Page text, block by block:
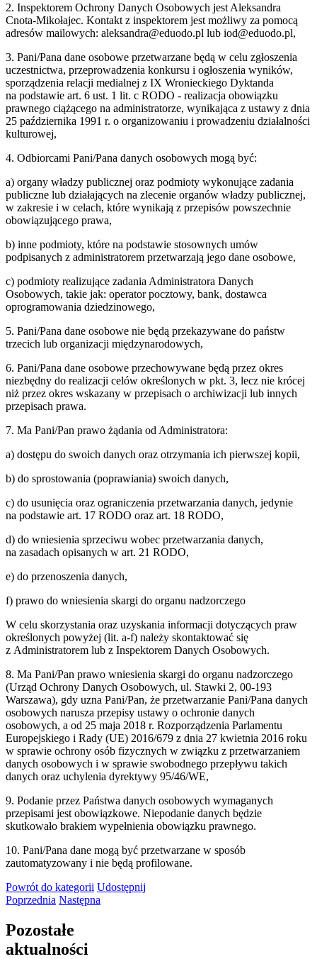
2. Inspektorem Ochrony Danych Osobowych jest Aleksandra
Cnota-Mikołajec. Kontakt z inspektorem jest możliwy za pomocą
adresów mailowych: aleksandra@eduodo.pl lub iod@eduodo.pl,
3. Pani/Pana dane osobowe przetwarzane będą w celu zgłoszenia
uczestnictwa, przeprowadzenia konkursu i ogłoszenia wyników,
sporządzenia relacji medialnej z IX Wronieckiego Dyktanda
na podstawie art. 6 ust. 1 lit. c RODO - realizacja obowiązku
prawnego ciążącego na administratorze, wynikająca z ustawy z dnia
25 października 1991 r. o organizowaniu i prowadzeniu działalności
kulturowej,
4. Odbiorcami Pani/Pana danych osobowych mogą być:
a) organy władzy publicznej oraz podmioty wykonujące zadania
publiczne lub działających na zlecenie organów władzy publicznej,
w zakresie i w celach, które wynikają z przepisów powszechnie
obowiązującego prawa,
b) inne podmioty, które na podstawie stosownych umów
podpisanych z administratorem przetwarzają jego dane osobowe,
c) podmioty realizujące zadania Administratora Danych
Osobowych, takie jak: operator pocztowy, bank, dostawca
oprogramowania dziedzinowego,
5. Pani/Pana dane osobowe nie będą przekazywane do państw
trzecich lub organizacji międzynarodowych,
6. Pani/Pana dane osobowe przechowywane będą przez okres
niezbędny do realizacji celów określonych w pkt. 3, lecz nie krócej
niż przez okres wskazany w przepisach o archiwizacji lub innych
przepisach prawa.
7. Ma Pani/Pan prawo żądania od Administratora:
a) dostępu do swoich danych oraz otrzymania ich pierwszej kopii,
b) do sprostowania (poprawiania) swoich danych,
c) do usunięcia oraz ograniczenia przetwarzania danych, jedynie
na podstawie art. 17 RODO oraz art. 18 RODO,
d) do wniesienia sprzeciwu wobec przetwarzania danych,
na zasadach opisanych w art. 21 RODO,
e) do przenoszenia danych,
f) prawo do wniesienia skargi do organu nadzorczego
W celu skorzystania oraz uzyskania informacji dotyczących praw
określonych powyżej (lit. a-f) należy skontaktować się
z Administratorem lub z Inspektorem Danych Osobowych.
8. Ma Pani/Pan prawo wniesienia skargi do organu nadzorczego
(Urząd Ochrony Danych Osobowych, ul. Stawki 2, 00-193
Warszawa), gdy uzna Pani/Pan, że przetwarzanie Pani/Pana danych
osobowych narusza przepisy ustawy o ochronie danych
osobowych, a od 25 maja 2018 r. Rozporządzenia Parlamentu
Europejskiego i Rady (UE) 2016/679 z dnia 27 kwietnia 2016 roku
w sprawie ochrony osób fizycznych w związku z przetwarzaniem
danych osobowych i w sprawie swobodnego przepływu takich
danych oraz uchylenia dyrektywy 95/46/WE,
9. Podanie przez Państwa danych osobowych wymaganych
przepisami jest obowiązkowe. Niepodanie danych będzie
skutkowało brakiem wypełnienia obowiązku prawnego.
10. Pani/Pana dane mogą być przetwarzane w sposób
zautomatyzowany i nie będą profilowane.
Powrót do kategorii Udostępnij
Poprzednia Następna
Pozostałe
aktualności